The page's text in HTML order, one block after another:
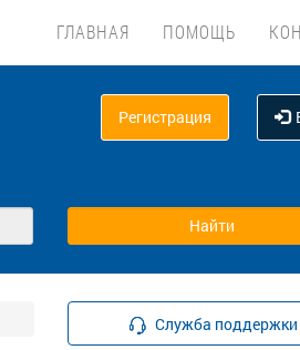
ГЛАВНАЯ ПОМОЩЬ
Регистрация
Служба поддержки